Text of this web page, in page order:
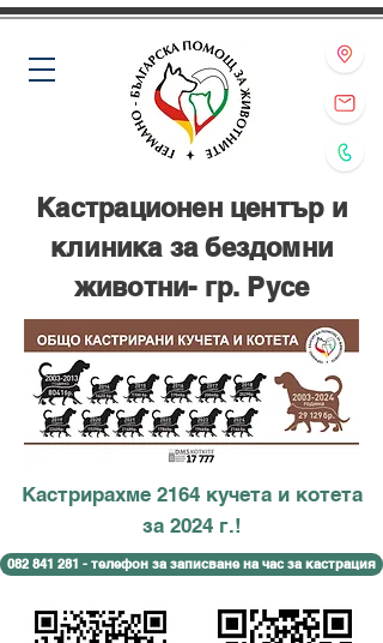
Кастрирахме 2164 кучета и котета
за 2024 г.!
082 841 281 - телефон за записване на час за кастрация
Кастрационен център и
клиника за бездомни
животни- гр. Русе